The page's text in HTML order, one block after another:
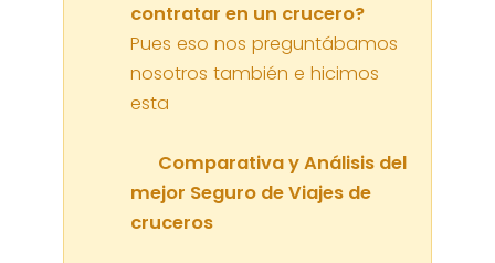
contratar en un crucero?
Pues eso nos preguntábamos
nosotros también e hicimos
esta
Comparativa y Análisis del
mejor Seguro de Viajes de
cruceros